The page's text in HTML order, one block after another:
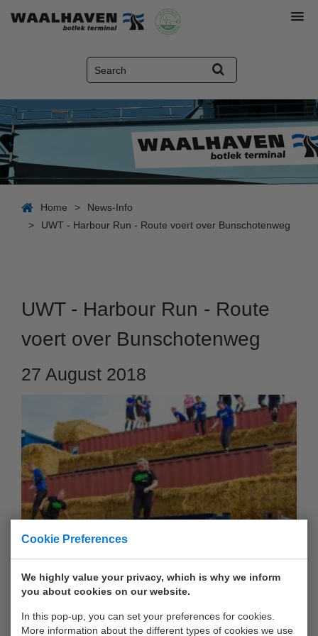
Cookie Preferences
We highly value your privacy, which is why we inform
you about cookies on our website.
In this pop-up, you can set your preferences for cookies.
More information about the different types of cookies we use
Home >
News-Info
>
UWT - Harbour Run - Route voert over Bunschotenweg
UWT - Harbour Run - Route
voert over Bunschotenweg
27 August 2018
Ook in 2018 loopt de route van de Harbour Run weer over
de terreinen van UWT aan de Bunschotenweg.
Een container is ruim 2 meter hoog! Hoeveel containers